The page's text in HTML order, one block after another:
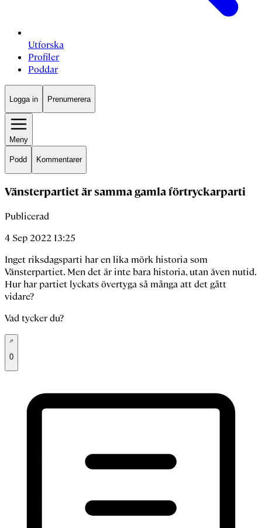
Utforska
Profiler
Poddar
Logga in Prenumerera
Meny
Podd Kommentarer
Vänsterpartiet är samma gamla förtryckarparti
Publicerad
4 Sep 2022 13:25
Inget riksdagsparti har en lika mörk historia som
Vänsterpartiet. Men det är inte bara historia, utan även nutid.
Hur har partiet lyckats övertyga så många att det gått
vidare?
Vad tycker du?
0